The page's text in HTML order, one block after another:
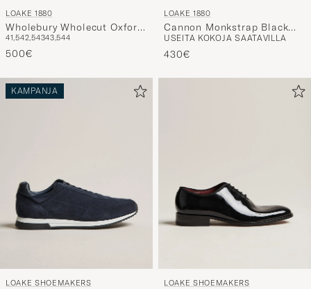
LOAKE 1880
Wholebury Wholecut Oxford
Black Calf
41,542,54343,544
500€
LOAKE 1880
Cannon Monkstrap Black
Calf
USEITA KOKOJA SAATAVILLA
430€
KAMPANJA
LOAKE SHOEMAKERS LOAKE SHOEMAKERS